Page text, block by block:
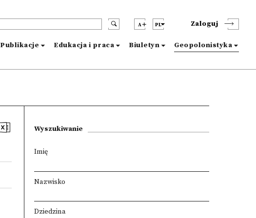
A PL Zaloguj
Publikacje Edukacja i praca Biuletyn Geopolonistyka
Wyszukiwanie
Imię
Nazwisko
Dziedzina